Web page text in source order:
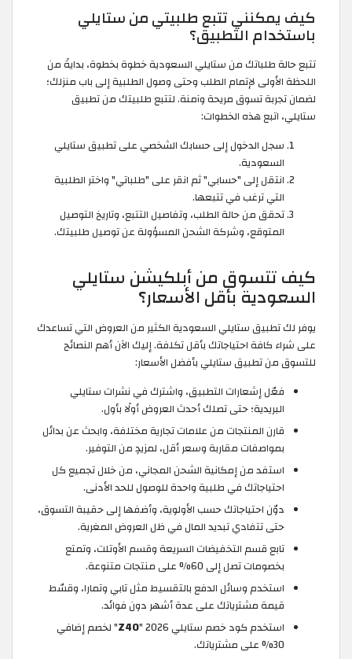
كيف يمكنني تتبع طلبيتي من ستايلي
باستخدام التطبيق؟
تتبع حالة طلباتك من ستايلي السعودية خطوة بخطوة، بدايةً من
اللحظة الأولى لإتمام الطلب وحتى وصول الطلبية إلى باب منزلك؛
لضمان تجربة تسوق مريحة وآمنة. لتتبع طلبيتك من تطبيق
ستايلي، اتبع هذه الخطوات:
سجل الدخول إلى حسابك الشخصي على تطبيق ستايلي
السعودية.
انتقل إلى "حسابي" ثم انقر على "طلباتي" واختر الطلبية
التي ترغب في تتبعها.
تحقق من حالة الطلب، وتفاصيل التتبع، وتاريخ التوصيل
المتوقع، وشركة الشحن المسؤولة عن توصيل طلبيتك.
كيف تتسوق من أبلكيشن ستايلي
السعودية بأقل الأسعار؟
يوفر لك تطبيق ستايلي السعودية الكثير من العروض التي تساعدك
على شراء كافة احتياجاتك بأقل تكلفة. إليك الآن أهم النصائح
للتسوق من تطبيق ستايلي بأفضل الأسعار:
فعّل إشعارات التطبيق، واشترك في نشرات ستايلي
البريدية؛ حتى تصلك أحدث العروض أولًا بأول.
قارن المنتجات من علامات تجارية مختلفة، وابحث عن بدائل
بمواصفات مقاربة وسعر أقل، لمزيدٍ من التوفير.
استفد من إمكانية الشحن المجاني، من خلال تجميع كل
احتياجاتك في طلبية واحدة للوصول للحد الأدنى.
دوّن احتياجاتك حسب الأولوية، وأضفها إلى حقيبة التسوق،
حتى تتفادي تبديد المال في ظل العروض المغرية.
تابع قسم التخفيضات السريعة وقسم الأوتلت، وتمتع
بخصومات تصل إلى 60% على منتجات متنوعة.
استخدم وسائل الدفع بالتقسيط مثل تابي وتمارا، وقسّط
قيمة مشترياتك على عدة أشهر دون فوائد.
استخدم كود خصم ستايلي 2026 "
Z40" لخصم إضافي
30% على مشترياتك.